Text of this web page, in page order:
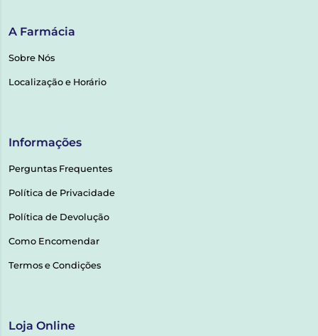
A Farmácia
Sobre Nós
Localização e Horário
Informações
Perguntas Frequentes
Política de Privacidade
Política de Devolução
Como Encomendar
Termos e Condições
Loja Online